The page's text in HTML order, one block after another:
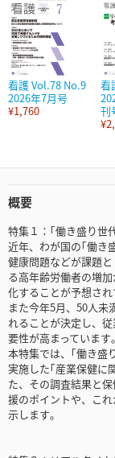
看護 Vol.78 No.9
2026年7月号
¥1,760
看
刊
概要
特集１：｢働き盛り世
近年、わが国の｢働き
健康問題などが課題
る高年齢労働者の増
化することが予想され
また今年5月、50人未
れることが決定し、
要性が高まっています｡
本特集では、｢働き盛
実施した｢産業保健に
た、その調査結果と
援のポイントや、こ
示します｡